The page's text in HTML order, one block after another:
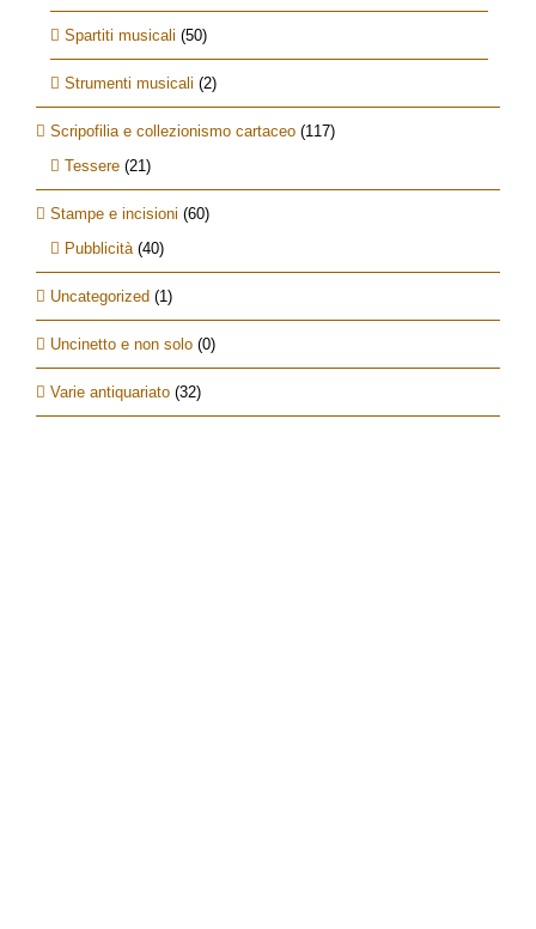
Spartiti musicali (50)
Strumenti musicali (2)
Scripofilia e collezionismo cartaceo (117)
Tessere (21)
Stampe e incisioni (60)
Pubblicità (40)
Uncategorized (1)
Uncinetto e non solo (0)
Varie antiquariato (32)